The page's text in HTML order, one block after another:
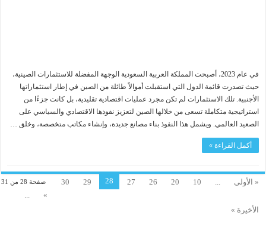
في عام 2023، أصبحت المملكة العربية السعودية الوجهة المفضلة للاستثمارات الصينية،
حيث تصدرت قائمة الدول التي استقبلت أموالاً طائلة من الصين في إطار استثماراتها
الأجنبية. تلك الاستثمارات لم تكن مجرد عمليات اقتصادية تقليدية، بل كانت جزءًا من
استراتيجية متكاملة تسعى من خلالها الصين لتعزيز نفوذها الاقتصادي والسياسي على
الصعيد العالمي. ويشمل هذا النفوذ بناء مصانع جديدة، وإنشاء مكاتب متخصصة، وخلق …
أكمل القراءة »
صفحة 28 من 31 « الأولى 10
20
26
27
28
29
30
»
الأخيرة »